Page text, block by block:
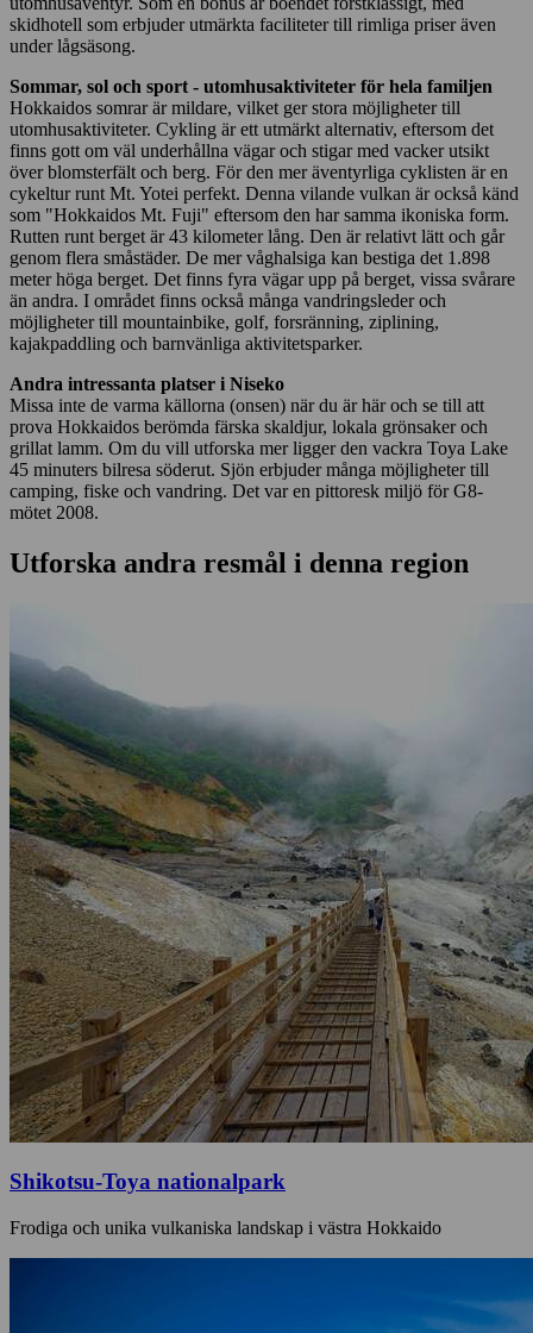
skidhotell som erbjuder utmärkta faciliteter till rimliga priser även
under lågsäsong.
Sommar, sol och sport - utomhusaktiviteter för hela familjen
Hokkaidos somrar är mildare, vilket ger stora möjligheter till
utomhusaktiviteter. Cykling är ett utmärkt alternativ, eftersom det
finns gott om väl underhållna vägar och stigar med vacker utsikt
över blomsterfält och berg. För den mer äventyrliga cyklisten är en
cykeltur runt Mt. Yotei perfekt. Denna vilande vulkan är också känd
som "Hokkaidos Mt. Fuji" eftersom den har samma ikoniska form.
Rutten runt berget är 43 kilometer lång. Den är relativt lätt och går
genom flera småstäder. De mer våghalsiga kan bestiga det 1.898
meter höga berget. Det finns fyra vägar upp på berget, vissa svårare
än andra. I området finns också många vandringsleder och
möjligheter till mountainbike, golf, forsränning, ziplining,
kajakpaddling och barnvänliga aktivitetsparker.
Andra intressanta platser i Niseko
Missa inte de varma källorna (onsen) när du är här och se till att
prova Hokkaidos berömda färska skaldjur, lokala grönsaker och
grillat lamm. Om du vill utforska mer ligger den vackra Toya Lake
45 minuters bilresa söderut. Sjön erbjuder många möjligheter till
camping, fiske och vandring. Det var en pittoresk miljö för G8-
mötet 2008.
Utforska andra resmål i denna region
Shikotsu-Toya nationalpark
Frodiga och unika vulkaniska landskap i västra Hokkaido